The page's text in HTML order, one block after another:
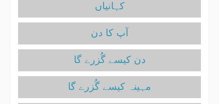
کہانیاں‌
آپ کا دن
دن کیسے گُزرے گا
مہینہ کیسے گُزرے گا